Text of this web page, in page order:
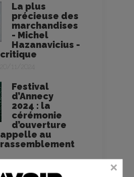
La plus
précieuse des
marchandises
- Michel
Hazanavicius -
critique
20/11/2024
Festival
d’Annecy
2024 : la
cérémonie
d’ouverture
appelle au
rassemblement